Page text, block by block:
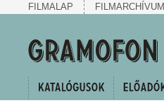
FILMALAP FILMARCHÍVUM